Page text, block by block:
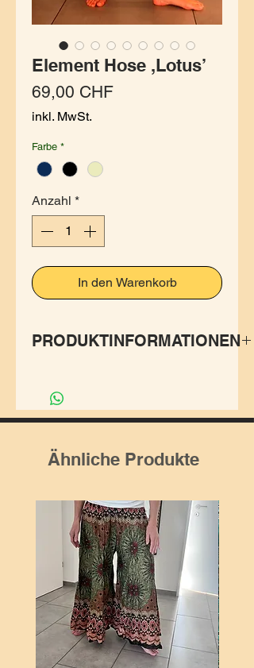
Element Hose ,Lotus’
69,00 CHFPreis
inkl. MwSt.
Farbe *
Anzahl *
In den Warenkorb
PRODUKTINFORMATIONEN
Print-Mustern. Die
Seitentaschen und der
zu einem ganz besonderen
darf in Deiner Ankleide.
✨Grösse:
Universalgrösse S-XL. Dank
der Kordel und
Gummibändern an Hüfte und
Fussknöchel individuell
anpassbar für den perfekten
Sitz.
Ähnliche Produkte